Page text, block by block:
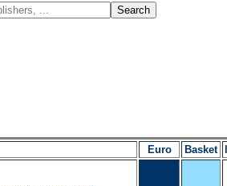
Euro Basket